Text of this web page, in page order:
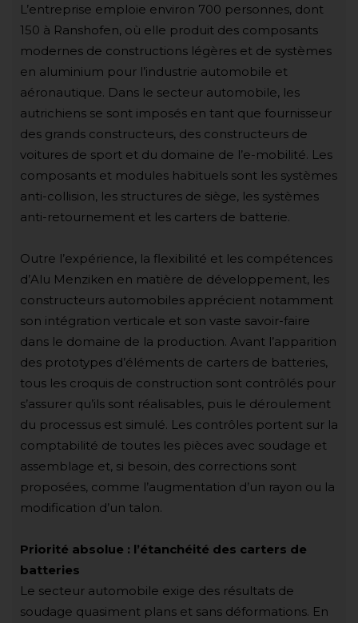
L’entreprise emploie environ 700 personnes, dont
150 à Ranshofen, où elle produit des composants
modernes de constructions légères et de systèmes
en aluminium pour l’industrie automobile et
aéronautique. Dans le secteur automobile, les
autrichiens se sont imposés en tant que fournisseur
des grands constructeurs, des constructeurs de
voitures de sport et du domaine de l’e-mobilité. Les
composants et modules habituels sont les systèmes
anti-collision, les structures de siège, les systèmes
anti-retournement et les carters de batterie.
Outre l’expérience, la flexibilité et les compétences
d’Alu Menziken en matière de développement, les
constructeurs automobiles apprécient notamment
son intégration verticale et son vaste savoir-faire
dans le domaine de la production. Avant l’apparition
des prototypes d’éléments de carters de batteries,
tous les croquis de construction sont contrôlés pour
s’assurer qu’ils sont réalisables, puis le déroulement
du processus est simulé. Les contrôles portent sur la
comptabilité de toutes les pièces avec soudage et
assemblage et, si besoin, des corrections sont
proposées, comme l’augmentation d’un rayon ou la
modification d’un talon.
Priorité absolue : l’étanchéité des carters de
batteries
Le secteur automobile exige des résultats de
soudage quasiment plans et sans déformations. En